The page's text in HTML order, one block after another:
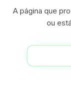
A página que
ou